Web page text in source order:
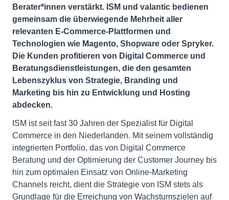
Berater*innen verstärkt. ISM und valantic bedienen
gemeinsam die überwiegende Mehrheit aller
relevanten E-Commerce-Plattformen und
Technologien wie Magento, Shopware oder Spryker.
Die Kunden profitieren von Digital Commerce und
Beratungsdienstleistungen, die den gesamten
Lebenszyklus von Strategie, Branding und
Marketing bis hin zu Entwicklung und Hosting
abdecken.
ISM ist seit fast 30 Jahren der Spezialist für Digital
Commerce in den Niederlanden. Mit seinem vollständig
integrierten Portfolio, das von Digital Commerce
Beratung und der Optimierung der Customer Journey bis
hin zum optimalen Einsatz von Online-Marketing
Channels reicht, dient die Strategie von ISM stets als
Grundlage für die Erreichung von Wachstumszielen auf